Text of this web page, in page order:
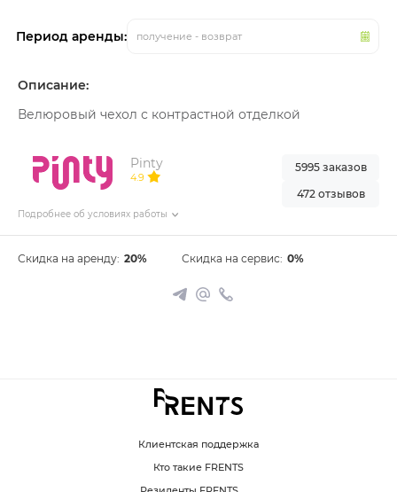
Период аренды: получение - возврат
Описание:
Велюровый чехол с контрастной отделкой
Pinty
4.9
Подробнее об условиях работы
5995 заказов
472 отзывов
Скидка на аренду: 20% Скидка на сервис: 0%
Клиентская поддержка
Кто такие FRENTS